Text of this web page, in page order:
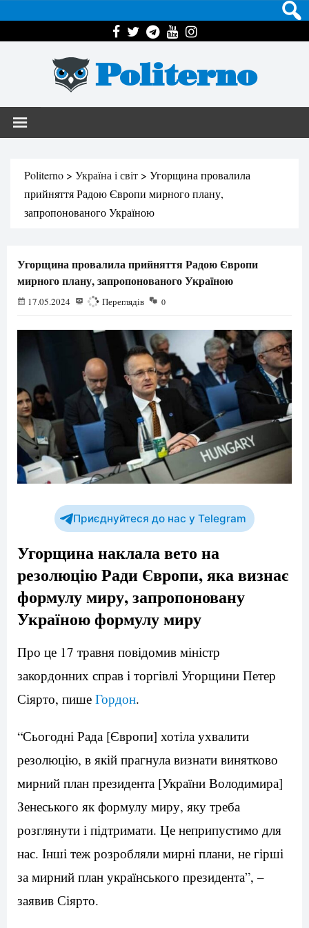
Politerno
Politerno > Україна і світ > Угорщина провалила
прийняття Радою Європи мирного плану,
запропонованого Україною
Угорщина провалила прийняття Радою Європи
мирного плану, запропонованого Україною
17.05.2024 955 Переглядів 0
Приєднуйтеся до нас у Telegram
Угорщина наклала вето на
резолюцію Ради Європи, яка визнає
формулу миру, запропоновану
Україною формулу миру
Про це 17 травня повідомив міністр
закордонних справ і торгівлі Угорщини Петер
Сіярто, пише Гордон.
“Сьогодні Рада [Європи] хотіла ухвалити
резолюцію, в якій прагнула визнати винятково
мирний план президента [України Володимира]
Зенеського як формулу миру, яку треба
розглянути і підтримати. Це неприпустимо для
нас. Інші теж розробляли мирні плани, не гірші
за мирний план українського президента”, –
заявив Сіярто.